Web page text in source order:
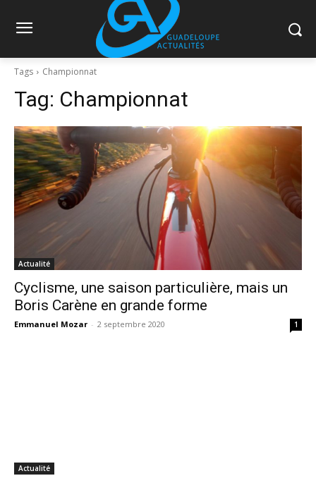
Tags Championnat
Tag: Championnat
Actualité
Cyclisme, une saison particulière, mais un
Boris Carène en grande forme
Emmanuel Mozar - 2 septembre 2020 1
Actualité